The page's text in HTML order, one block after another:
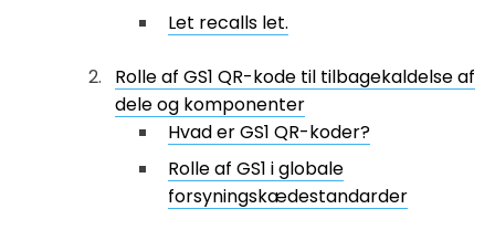
Let recalls let.
Rolle af GS1 QR-kode til tilbagekaldelse af
dele og komponenter
Hvad er GS1 QR-koder?
Rolle af GS1 i globale
forsyningskædestandarder